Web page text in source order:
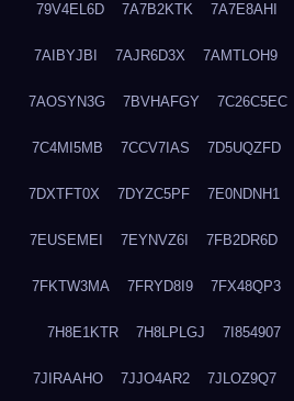
79V4EL6D 7A7B2KTK 7A7E8AHI
7AIBYJBI 7AJR6D3X 7AMTLOH9
7AOSYN3G 7BVHAFGY 7C26C5EC
7C4MI5MB 7CCV7IAS 7D5UQZFD
7DXTFT0X 7DYZC5PF 7E0NDNH1
7EUSEMEI 7EYNVZ6I 7FB2DR6D
7FKTW3MA 7FRYD8I9 7FX48QP3
7H8E1KTR 7H8LPLGJ 7I854907
7JIRAAHO 7JJO4AR2 7JLOZ9Q7